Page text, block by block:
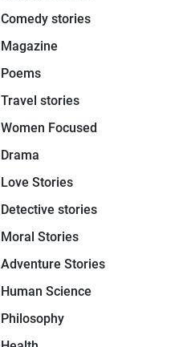
Comedy stories
Magazine
Poems
Travel stories
Women Focused
Drama
Love Stories
Detective stories
Moral Stories
Adventure Stories
Human Science
Philosophy